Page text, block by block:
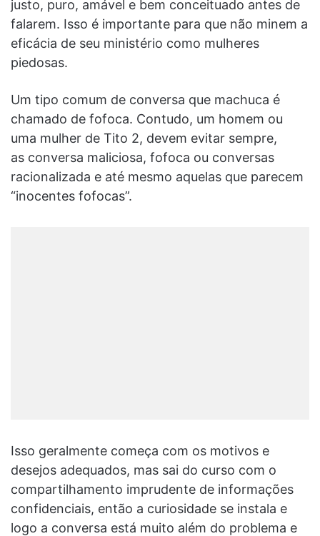
justo, puro, amável e bem conceituado antes de
falarem. Isso é importante para que não minem a
eficácia de seu ministério como mulheres
piedosas.
Um tipo comum de conversa que machuca é
chamado de fofoca. Contudo, um homem ou
uma mulher de Tito 2, devem evitar sempre,
as conversa maliciosa, fofoca ou conversas
racionalizada e até mesmo aquelas que parecem
“inocentes fofocas”.
Isso geralmente começa com os motivos e
desejos adequados, mas sai do curso com o
compartilhamento imprudente de informações
confidenciais, então a curiosidade se instala e
logo a conversa está muito além do problema e